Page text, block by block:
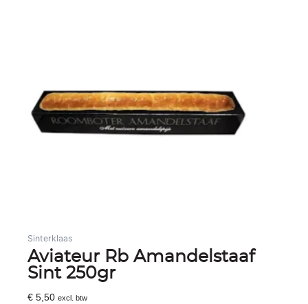
Sinterklaas
Aviateur Rb Amandelstaaf
Sint 250gr
€ 5,50 excl. btw